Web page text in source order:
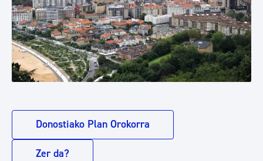
Donostiako Plan Orokorra
Zer da?